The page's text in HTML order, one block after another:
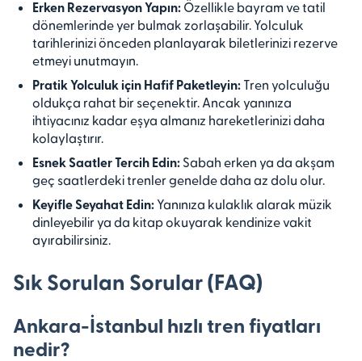
Erken Rezervasyon Yapın: Özellikle bayram ve tatil
dönemlerinde yer bulmak zorlaşabilir. Yolculuk
tarihlerinizi önceden planlayarak biletlerinizi rezerve
etmeyi unutmayın.
Pratik Yolculuk için Hafif Paketleyin: Tren yolculuğu
oldukça rahat bir seçenektir. Ancak yanınıza
ihtiyacınız kadar eşya almanız hareketlerinizi daha
kolaylaştırır.
Esnek Saatler Tercih Edin: Sabah erken ya da akşam
geç saatlerdeki trenler genelde daha az dolu olur.
Keyifle Seyahat Edin: Yanınıza kulaklık alarak müzik
dinleyebilir ya da kitap okuyarak kendinize vakit
ayırabilirsiniz.
Sık Sorulan Sorular (FAQ)
Ankara-İstanbul hızlı tren fiyatları
nedir?